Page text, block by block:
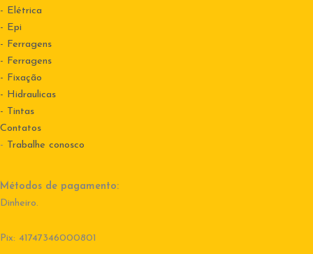
- Elétrica
- Epi
- Ferragens
- Ferragens
- Fixação
- Hidraulicas
- Tintas
Contatos
- Trabalhe conosco
Métodos de pagamento:
Dinheiro.
Pix: 41747346000801